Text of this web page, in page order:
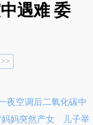
遇难 委
夜空调后二氧化碳中
妈突然产女
儿子举